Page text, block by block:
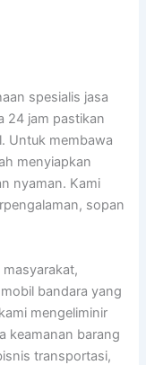
spesialis jasa
24 jam pastikan
Untuk membawa
menyiapkan
nyaman. Kami
sopan
bandara yang
mengeliminir
keamanan barang
transportasi,